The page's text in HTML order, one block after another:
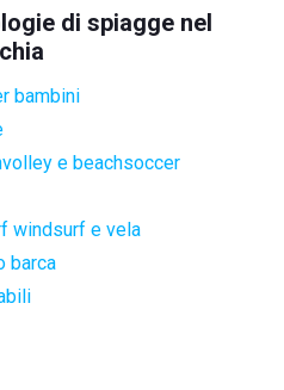
di spiagge nel
bambini
e beachsoccer
windsurf e vela
barca